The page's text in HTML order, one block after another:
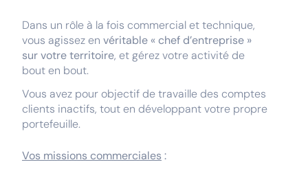
Dans un rôle à la fois commercial et technique,
vous agissez en véritable « chef d’entreprise »
sur votre territoire, et gérez votre activité de
bout en bout.
Vous avez pour objectif de travaille des comptes
clients inactifs, tout en développant votre propre
portefeuille.
Vos missions commerciales :